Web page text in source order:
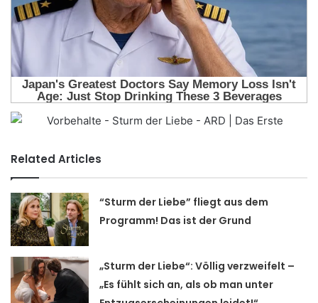
Related Articles
“Sturm der Liebe” fliegt aus dem
Programm! Das ist der Grund
„Sturm der Liebe“: Völlig verzweifelt –
„Es fühlt sich an, als ob man unter